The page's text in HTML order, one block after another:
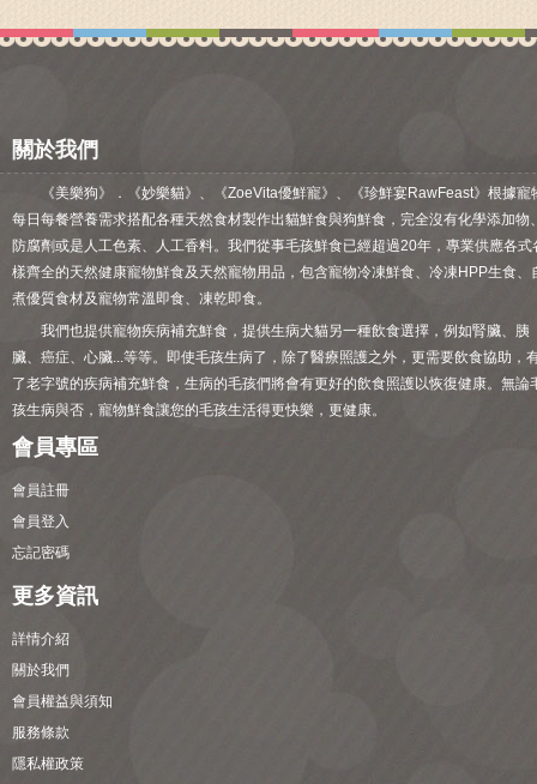
關於我們
《美樂狗》．《妙樂貓》、《ZoeVita優鮮寵》、《珍鮮宴RawFeast》根據寵
每日每餐營養需求搭配各種天然食材製作出貓鮮食與狗鮮食，完全沒有化學添加物
防腐劑或是人工色素、人工香料。我們從事毛孩鮮食已經超過20年，專業供應各式
樣齊全的天然健康寵物鮮食及天然寵物用品，包含寵物冷凍鮮食、冷凍HPP生食、
煮優質食材及寵物常溫即食、凍乾即食。
我們也提供寵物疾病補充鮮食，提供生病犬貓另一種飲食選擇，例如腎臟、胰
臟、癌症、心臟...等等。即使毛孩生病了，除了醫療照護之外，更需要飲食協助，
了老字號的疾病補充鮮食，生病的毛孩們將會有更好的飲食照護以恢復健康。無論
孩生病與否，寵物鮮食讓您的毛孩生活得更快樂，更健康。
會員專區
會員註冊
會員登入
忘記密碼
更多資訊
詳情介紹
關於我們
會員權益與須知
服務條款
隱私權政策